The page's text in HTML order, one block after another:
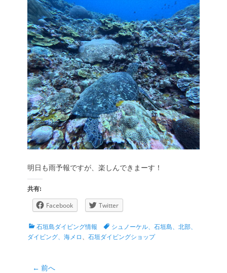
明日も雨予報ですが、楽しんできまーす！
共有:
Facebook Twitter
カ
テ
石垣島ダイビング情報
タ
グ
シュノーケル、石垣島、北部、
ダイビング、海メロ
石垣ダイビングショップ
投
← 前へ